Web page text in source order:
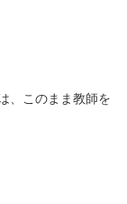
、このまま教師を